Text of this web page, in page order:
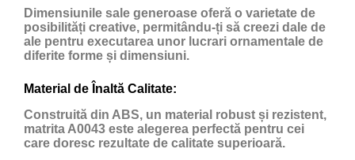
Dimensiunile sale generoase oferă o varietate de
posibilități creative, permitându-ți să creezi dale de
ale pentru executarea unor lucrari ornamentale de
diferite forme și dimensiuni.
Material de Înaltă Calitate:
Construită din ABS, un material robust și rezistent,
matrita A0043 este alegerea perfectă pentru cei
care doresc rezultate de calitate superioară.